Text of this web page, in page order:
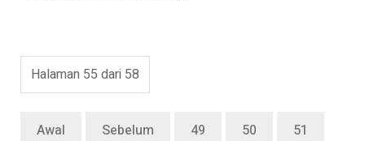
Halaman 55 dari 58
Awal Sebelum 49 50 51